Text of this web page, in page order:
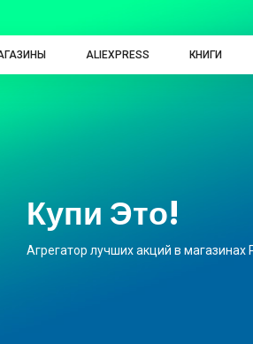
ALIEXPRESS КНИГИ
Купи Это!
Агрегатор лучших акций в магазинах